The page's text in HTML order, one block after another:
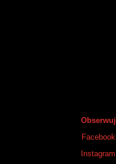
Obserwuj
Facebook
Instagram